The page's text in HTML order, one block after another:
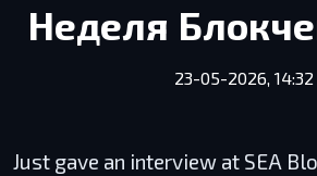
Неделя
23-05-2026, 14:32
Just gave an interview at SEA